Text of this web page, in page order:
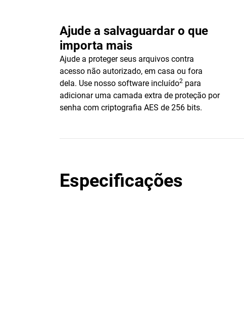
Ajude a salvaguardar o que
importa mais
Ajude a proteger seus arquivos contra
acesso não autorizado, em casa ou fora
dela. Use nosso software incluído2 para
adicionar uma camada extra de proteção por
senha com criptografia AES de 256 bits.
Especificações